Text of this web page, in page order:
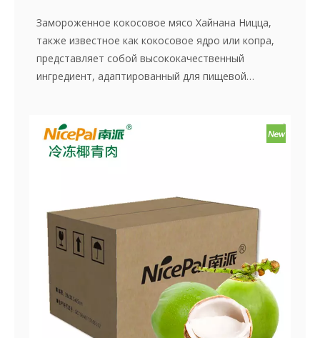
Замороженное кокосовое мясо Хайнана Ницца,
также известное как кокосовое ядро или копра,
представляет собой высококачественный
ингредиент, адаптированный для пищевой
сохранить его натуральную текстуру, богатый
вкус и пищевые преимущества. Этот
разнообразных кулинарных приложениях,
предлагая удобный и постоянный кокосовый
ингредиент для производителей.